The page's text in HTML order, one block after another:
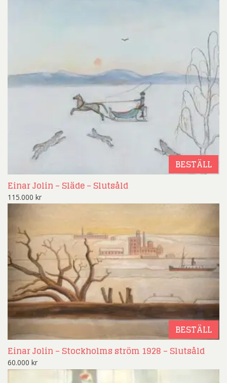
BESTÄLL
Einar Jolin – Släde – Slutsåld
115.000 kr
BESTÄLL
Einar Jolin – Stockholms ström 1928 – Slutsåld
60.000 kr